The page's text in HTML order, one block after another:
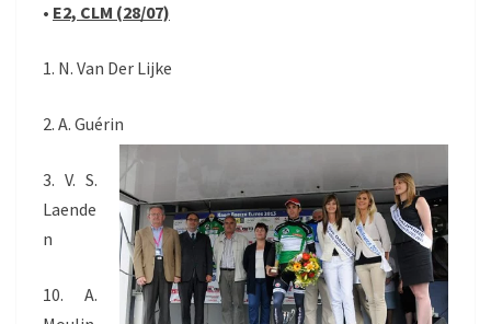
• E2, CLM (28/07)
1. N. Van Der Lijke
2. A. Guérin
3. V. S.
Laende
n
10. A.